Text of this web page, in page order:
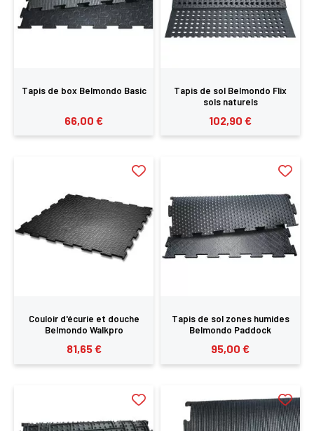
Tapis de box Belmondo Basic
66,00 €
Tapis de sol Belmondo Flix
sols naturels
102,90 €
Couloir d'écurie et douche
Belmondo Walkpro
81,65 €
Tapis de sol zones humides
Belmondo Paddock
95,00 €